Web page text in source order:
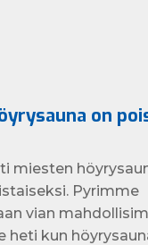
on
miesten
Pyrimme
vian
kun